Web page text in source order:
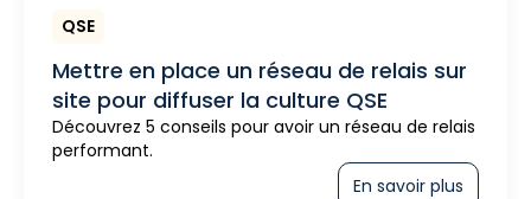
QSE
Mettre en place un réseau de relais sur
site pour diffuser la culture QSE
Découvrez 5 conseils pour avoir un réseau de relais
performant.
En savoir plus